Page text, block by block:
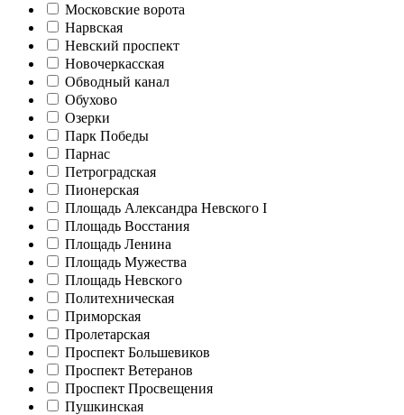
Московские ворота
Нарвская
Невский проспект
Новочеркасская
Обводный канал
Обухово
Озерки
Парк Победы
Парнас
Петроградская
Пионерская
Площадь Александра Невского I
Площадь Восстания
Площадь Ленина
Площадь Мужества
Площадь Невского
Политехническая
Приморская
Пролетарская
Проспект Большевиков
Проспект Ветеранов
Проспект Просвещения
Пушкинская